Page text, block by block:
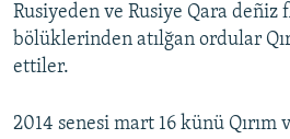
Rusiyeden ve Rusiye Qara deñiz
bölüklerinden atılğan ordular
ettiler.
2014 senesi mart 16 künü Qırım